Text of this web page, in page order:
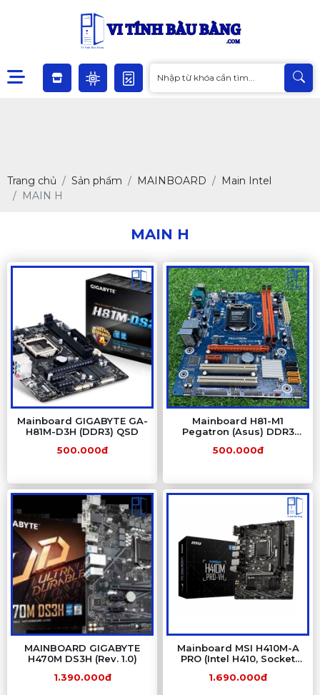
Trang chủ Sản phẩm MAINBOARD
Main Intel
MAIN H
MAIN H
Mainboard GIGABYTE GA-
H81M-D3H (DDR3) QSD
500.000đ
Mainboard H81-M1
Pegatron (Asus) DDR3
500.000đ
MAINBOARD GIGABYTE
H470M DS3H (Rev. 1.0)
1.390.000đ
Mainboard MSI H410M-A
PRO (Intel H410, Socket
DDR4)
1.690.000đ